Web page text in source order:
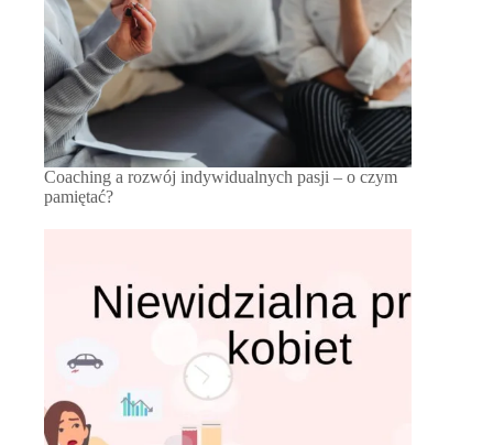
Coaching a rozwój indywidualnych pasji – o czym
pamiętać?